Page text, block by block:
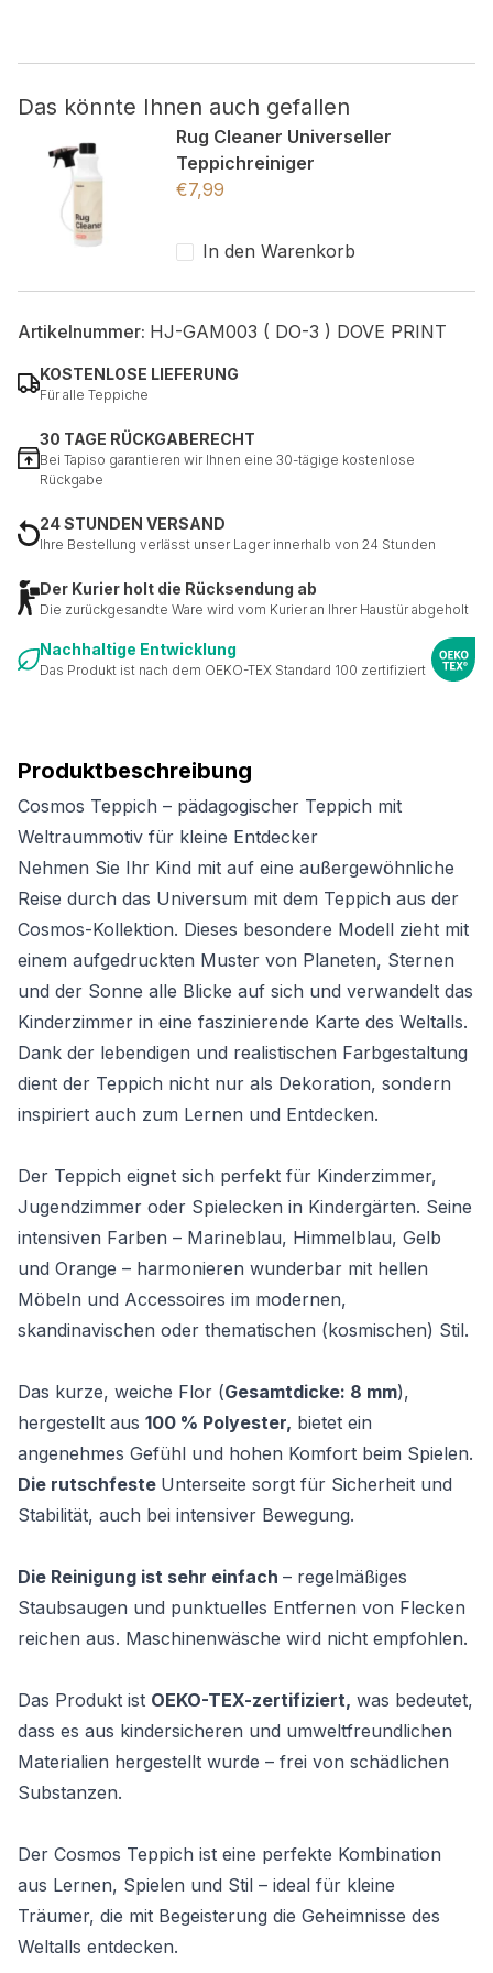
Produktbeschreibung
Cosmos Teppich – pädagogischer Teppich mit
Weltraummotiv für kleine Entdecker
Nehmen Sie Ihr Kind mit auf eine außergewöhnliche
Reise durch das Universum mit dem Teppich aus der
Cosmos-Kollektion. Dieses besondere Modell zieht mit
einem aufgedruckten Muster von Planeten, Sternen
und der Sonne alle Blicke auf sich und verwandelt das
Kinderzimmer in eine faszinierende Karte des Weltalls.
Dank der lebendigen und realistischen Farbgestaltung
dient der Teppich nicht nur als Dekoration, sondern
inspiriert auch zum Lernen und Entdecken.
Der Teppich eignet sich perfekt für Kinderzimmer,
Jugendzimmer oder Spielecken in Kindergärten. Seine
intensiven Farben – Marineblau, Himmelblau, Gelb
und Orange – harmonieren wunderbar mit hellen
Möbeln und Accessoires im modernen,
skandinavischen oder thematischen (kosmischen) Stil.
Das kurze, weiche Flor (Gesamtdicke: 8 mm),
hergestellt aus 100 % Polyester, bietet ein
angenehmes Gefühl und hohen Komfort beim Spielen.
Die rutschfeste Unterseite sorgt für Sicherheit und
Stabilität, auch bei intensiver Bewegung.
Die Reinigung ist sehr einfach – regelmäßiges
Staubsaugen und punktuelles Entfernen von Flecken
reichen aus. Maschinenwäsche wird nicht empfohlen.
Das Produkt ist OEKO-TEX-zertifiziert, was bedeutet,
dass es aus kindersicheren und umweltfreundlichen
Materialien hergestellt wurde – frei von schädlichen
Substanzen.
Der Cosmos Teppich ist eine perfekte Kombination
aus Lernen, Spielen und Stil – ideal für kleine
Träumer, die mit Begeisterung die Geheimnisse des
Weltalls entdecken.
Das könnte Ihnen auch gefallen
Rug Cleaner Universeller
Teppichreiniger
€7,99
In den Warenkorb
Artikelnummer: HJ-GAM003 ( DO-3 ) DOVE PRINT
KOSTENLOSE LIEFERUNG
Für alle Teppiche
30 TAGE RÜCKGABERECHT
Bei Tapiso garantieren wir Ihnen eine 30-tägige kostenlose
Rückgabe
24 STUNDEN VERSAND
Ihre Bestellung verlässt unser Lager innerhalb von 24 Stunden
Der Kurier holt die Rücksendung ab
Die zurückgesandte Ware wird vom Kurier an Ihrer Haustür abgeholt
Nachhaltige Entwicklung
Das Produkt ist nach dem OEKO-TEX Standard 100 zertifiziert
Nicht kategorisiert.
Andere nicht kategorisierte Cookies sind solche, die
analysiert werden und noch keiner Kategorie zugeordnet
wurden.
Meine Einstellungen speichern